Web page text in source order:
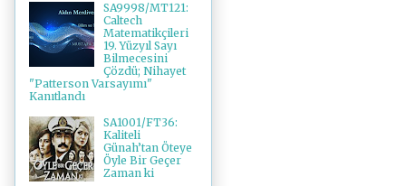
SA9998/MT121:
Caltech
Matematikçileri
19. Yüzyıl Sayı
Bilmecesini
Çözdü; Nihayet
"Patterson Varsayımı"
Kanıtlandı
SA1001/FT36:
Kaliteli
Günah’tan Öteye
Öyle Bir Geçer
Zaman ki